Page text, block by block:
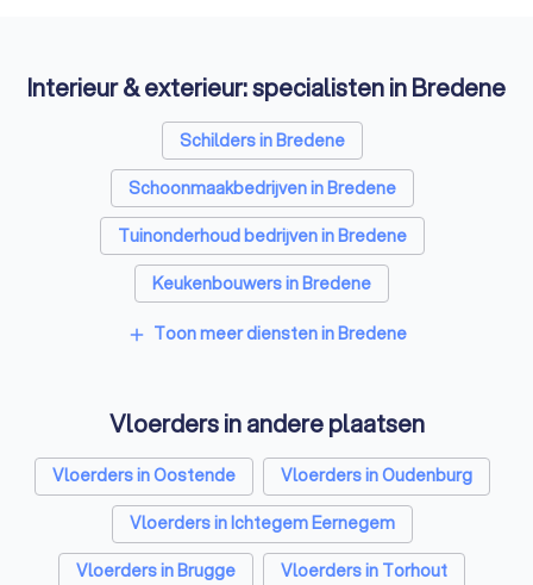
Interieur & exterieur: specialisten in Bredene
Schilders in Bredene
Schoonmaakbedrijven in Bredene
Tuinonderhoud bedrijven in Bredene
Keukenbouwers in Bredene
add Toon meer diensten in Bredene
Vloerders in andere plaatsen
Vloerders in Oostende
Vloerders in Oudenburg
Vloerders in Ichtegem Eernegem
Vloerders in Brugge
Vloerders in Torhout